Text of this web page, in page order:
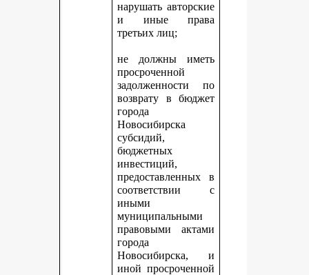
нарушать авторские
и иные права
третьих лиц;
не должны иметь
просроченной
задолженности по
возврату в бюджет
города
Новосибирска
субсидий,
бюджетных
инвестиций,
предоставленных в
соответствии с
иными
муниципальными
правовыми актами
города
Новосибирска, и
иной просроченной